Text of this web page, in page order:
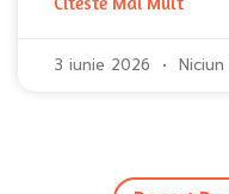
3 iunie 2026